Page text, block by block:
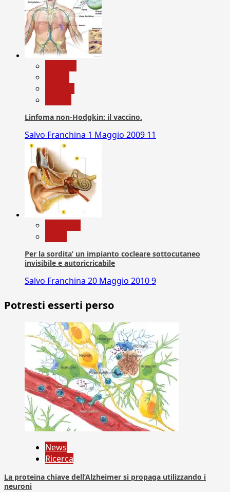
Linfoma non-Hodgkin: il vaccino.
Salvo Franchina 1 Maggio 2009 11
Per la sordita’ un impianto cocleare sottocutaneo
invisibile e autoricricabile
Salvo Franchina 20 Maggio 20109
Potresti esserti perso
News
Ricerca
La proteina chiave dell’Alzheimer si propaga utilizzando i
neuroni